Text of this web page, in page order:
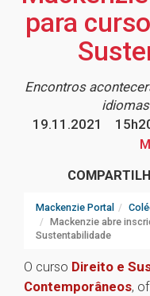
para
Encontros
19.11.2021
Mackenzie Portal
Mackenzie abre
Sustentabilidade
O curso Direito e
Contemporâneos,